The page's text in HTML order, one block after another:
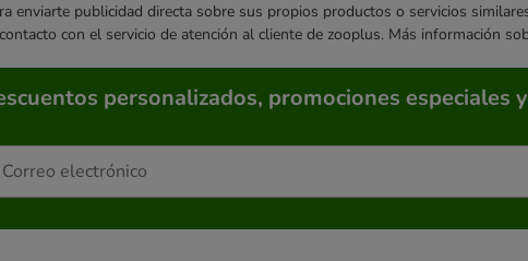
enviarte publicidad directa sobre sus propios productos o servicios
con el servicio de atención al cliente de zooplus. Más información
personalizados, promociones especiales y